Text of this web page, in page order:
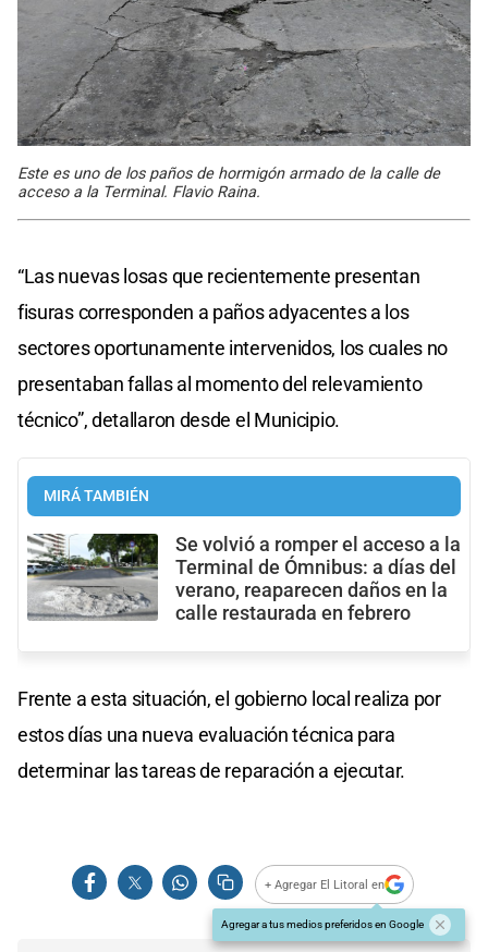
Este es uno de los paños de hormigón armado de la calle de
acceso a la Terminal. Flavio Raina.
“Las nuevas losas que recientemente presentan
fisuras corresponden a paños adyacentes a los
sectores oportunamente intervenidos, los cuales no
presentaban fallas al momento del relevamiento
técnico”, detallaron desde el Municipio.
MIRÁ TAMBIÉN
Se volvió a romper el acceso a la
Terminal de Ómnibus: a días del
verano, reaparecen daños en la
calle restaurada en febrero
Frente a esta situación, el gobierno local realiza por
estos días una nueva evaluación técnica para
determinar las tareas de reparación a ejecutar.
+ Agregar El Litoral en
Agregar a tus medios preferidos en Google